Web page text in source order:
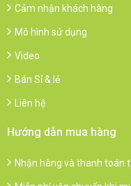
Cảm nhận khách hàng
Mô hình sử dụng
Video
Bán Sỉ & lẻ
Liên hệ
Hướng dẫn mua hàng
Nhận hàng và thanh toán